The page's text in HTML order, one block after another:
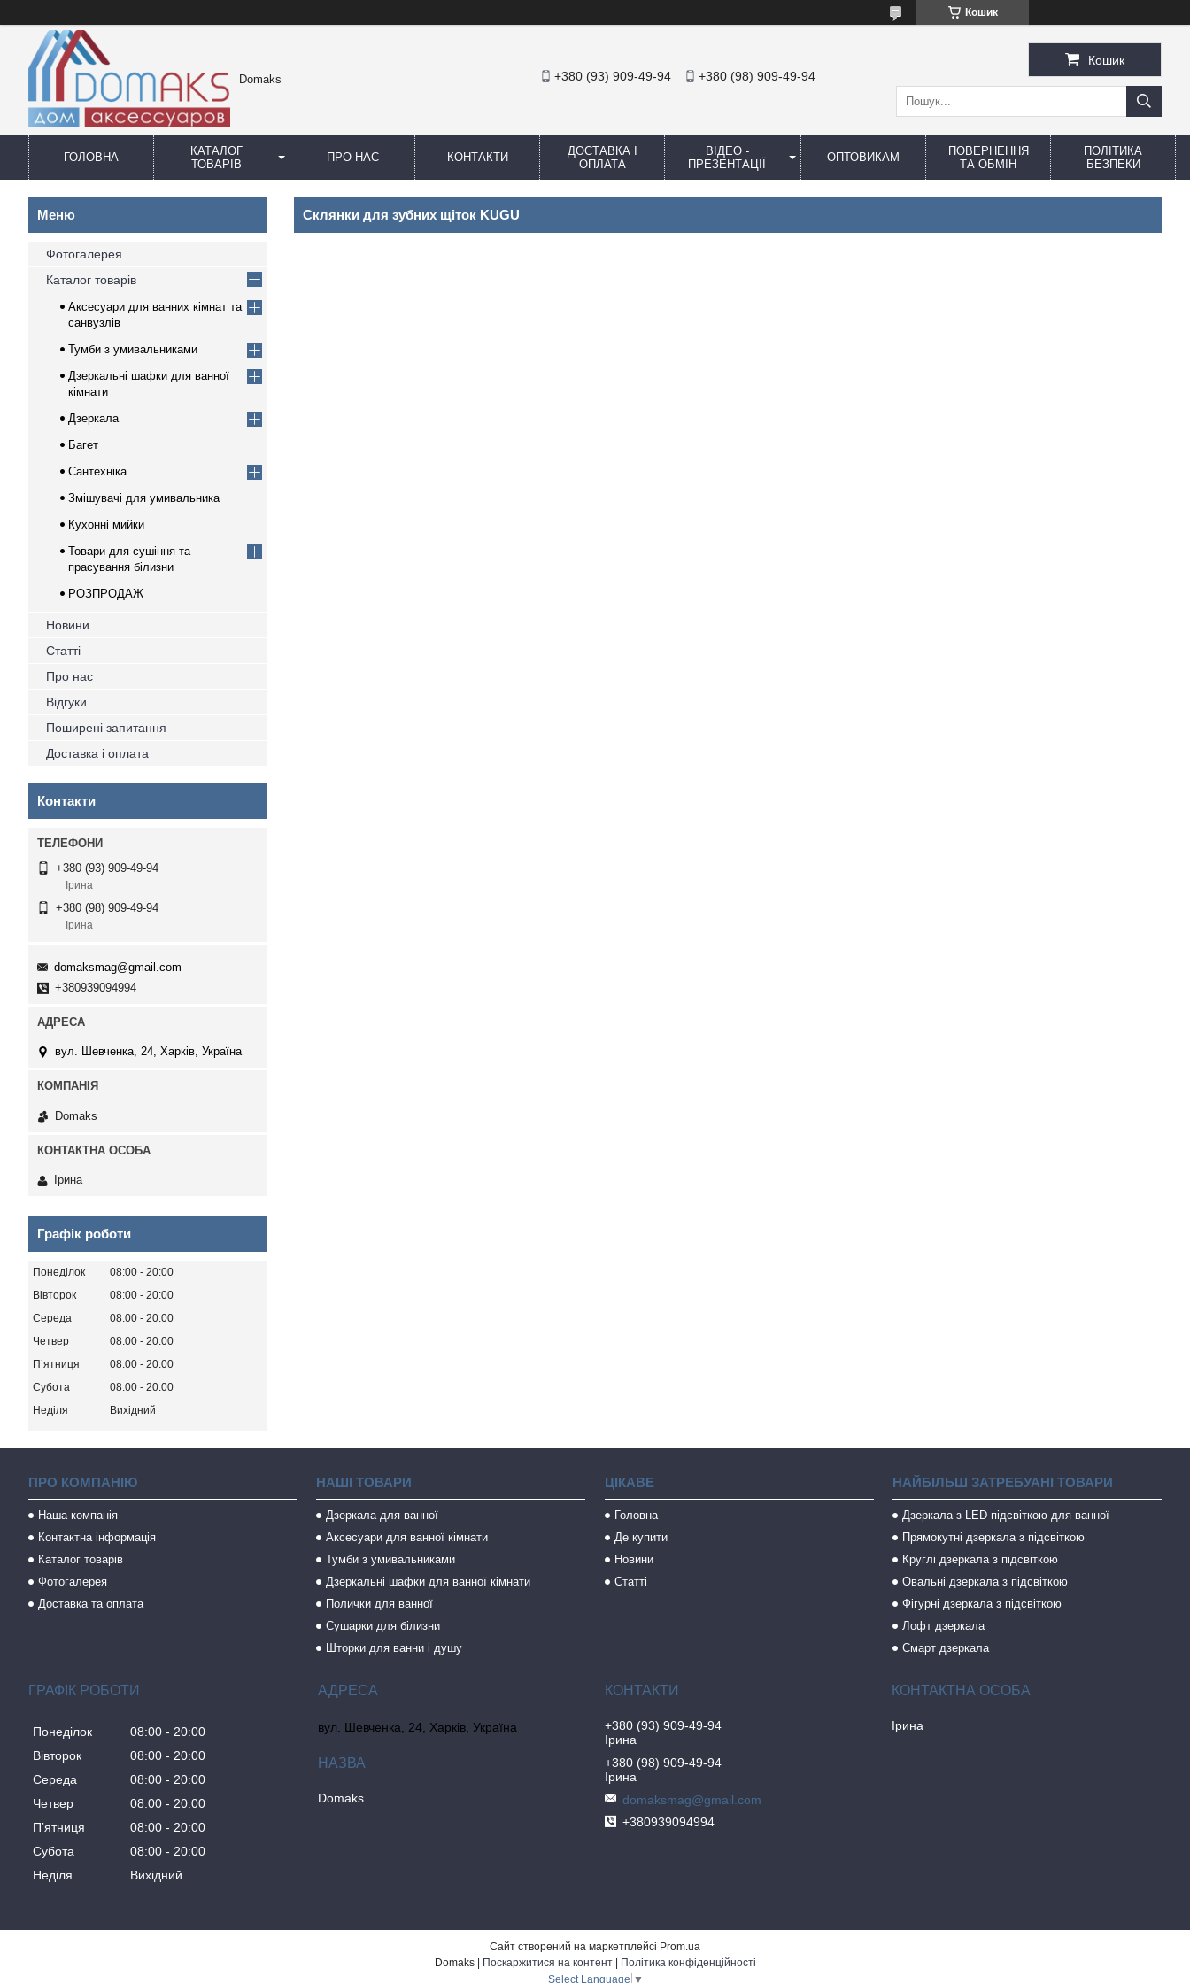
Кошик
Domaks +380 (93) 909-49-94 +380 (98) 909-49-94
Кошик
ГОЛОВНА
КАТАЛОГ
ТОВАРІВ
ПРО НАС КОНТАКТИ
ДОСТАВКА І
ОПЛАТА
ВІДЕО -
ПРЕЗЕНТАЦІЇ
ОПТОВИКАМ
ПОВЕРНЕННЯ
ТА ОБМІН
ПОЛІТИКА
БЕЗПЕКИ
Склянки для зубних щіток KUGU
Фотогалерея
Каталог товарів
Аксесуари для ванних кімнат та
санвузлів
Тумби з умивальниками
Дзеркальні шафки для ванної
кімнати
Дзеркала
Багет
Сантехніка
Змішувачі для умивальника
Кухонні мийки
Товари для сушіння та
прасування білизни
РОЗПРОДАЖ
Новини
Статті
Про нас
Відгуки
Поширені запитання
Доставка і оплата
Контакти
+380 (93) 909-49-94
Ірина
+380 (98) 909-49-94
Ірина
domaksmag@gmail.com
+380939094994
вул. Шевченка, 24, Харків, Україна
Domaks
Ірина
Графік роботи
Понеділок 08:00
20:00
Вівторок
08:00
20:00
Середа
08:00
20:00
Четвер
08:00
20:00
Пʼятниця
08:00
20:00
Субота
08:00
20:00
Неділя
Вихідний
ПРО КОМПАНІЮ
Наша компанія
Контактна інформація
Каталог товарів
Фотогалерея
Доставка та оплата
НАШІ ТОВАРИ
Дзеркала для ванної
Аксесуари для ванної кімнати
Тумби з умивальниками
Дзеркальні шафки для ванної кімнати
Полички для ванної
Сушарки для білизни
Шторки для ванни і душу
ЦІКАВЕ
Головна
Де купити
Новини
Статті
НАЙБІЛЬШ ЗАТРЕБУАНІ ТОВАРИ
Дзеркала з LED-підсвіткою для ванної
Прямокутні дзеркала з підсвіткою
Круглі дзеркала з підсвіткою
Овальні дзеркала з підсвіткою
Фігурні дзеркала з підсвіткою
Лофт дзеркала
Смарт дзеркала
ГРАФІК РОБОТИ
Понеділок 08:00
20:00
Вівторок
08:00
20:00
Середа
08:00
20:00
Четвер
08:00
20:00
Пʼятниця
08:00
20:00
Субота
08:00
20:00
Неділя
Вихідний
вул. Шевченка, 24, Харків, Україна
Domaks
+380 (93) 909-49-94
Ірина
+380 (98) 909-49-94
Ірина
domaksmag@gmail.com
+380939094994
Ірина
Сайт створений на маркетплейсі Prom.ua
Поскаржитися на контент
Політика конфіденційності
Select Language ▼